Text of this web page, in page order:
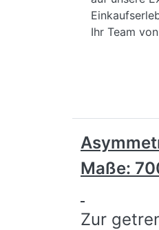
Ihr Team
Maße:
Zur